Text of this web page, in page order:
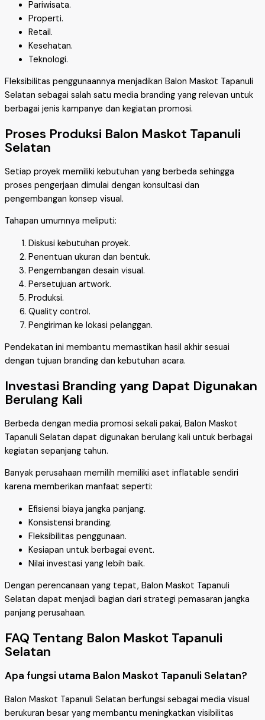
Pariwisata.
Properti.
Retail.
Kesehatan.
Teknologi.
Fleksibilitas penggunaannya menjadikan Balon Maskot Tapanuli
Selatan sebagai salah satu media branding yang relevan untuk
berbagai jenis kampanye dan kegiatan promosi.
Proses Produksi Balon Maskot Tapanuli
Selatan
Setiap proyek memiliki kebutuhan yang berbeda sehingga
proses pengerjaan dimulai dengan konsultasi dan
pengembangan konsep visual.
Tahapan umumnya meliputi:
Diskusi kebutuhan proyek.
Penentuan ukuran dan bentuk.
Pengembangan desain visual.
Persetujuan artwork.
Produksi.
Quality control.
Pengiriman ke lokasi pelanggan.
Pendekatan ini membantu memastikan hasil akhir sesuai
dengan tujuan branding dan kebutuhan acara.
Investasi Branding yang Dapat Digunakan
Berulang Kali
Berbeda dengan media promosi sekali pakai, Balon Maskot
Tapanuli Selatan dapat digunakan berulang kali untuk berbagai
kegiatan sepanjang tahun.
Banyak perusahaan memilih memiliki aset inflatable sendiri
karena memberikan manfaat seperti:
Efisiensi biaya jangka panjang.
Konsistensi branding.
Fleksibilitas penggunaan.
Kesiapan untuk berbagai event.
Nilai investasi yang lebih baik.
Dengan perencanaan yang tepat, Balon Maskot Tapanuli
Selatan dapat menjadi bagian dari strategi pemasaran jangka
panjang perusahaan.
FAQ Tentang Balon Maskot Tapanuli
Selatan
Apa fungsi utama Balon Maskot Tapanuli Selatan?
Balon Maskot Tapanuli Selatan berfungsi sebagai media visual
berukuran besar yang membantu meningkatkan visibilitas